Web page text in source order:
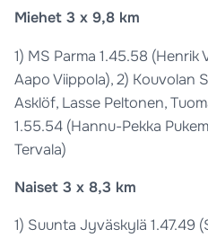
Miehet 3 x 9,8 km
1) MS Parma 1.45.58 (Henrik
Aapo Viippola), 2) Kouvolan
Asklöf, Lasse Peltonen,
1.55.54 (Hannu-Pekka
Tervala)
Naiset 3 x 8,3 km
1) Suunta Jyväskylä 1.47.49